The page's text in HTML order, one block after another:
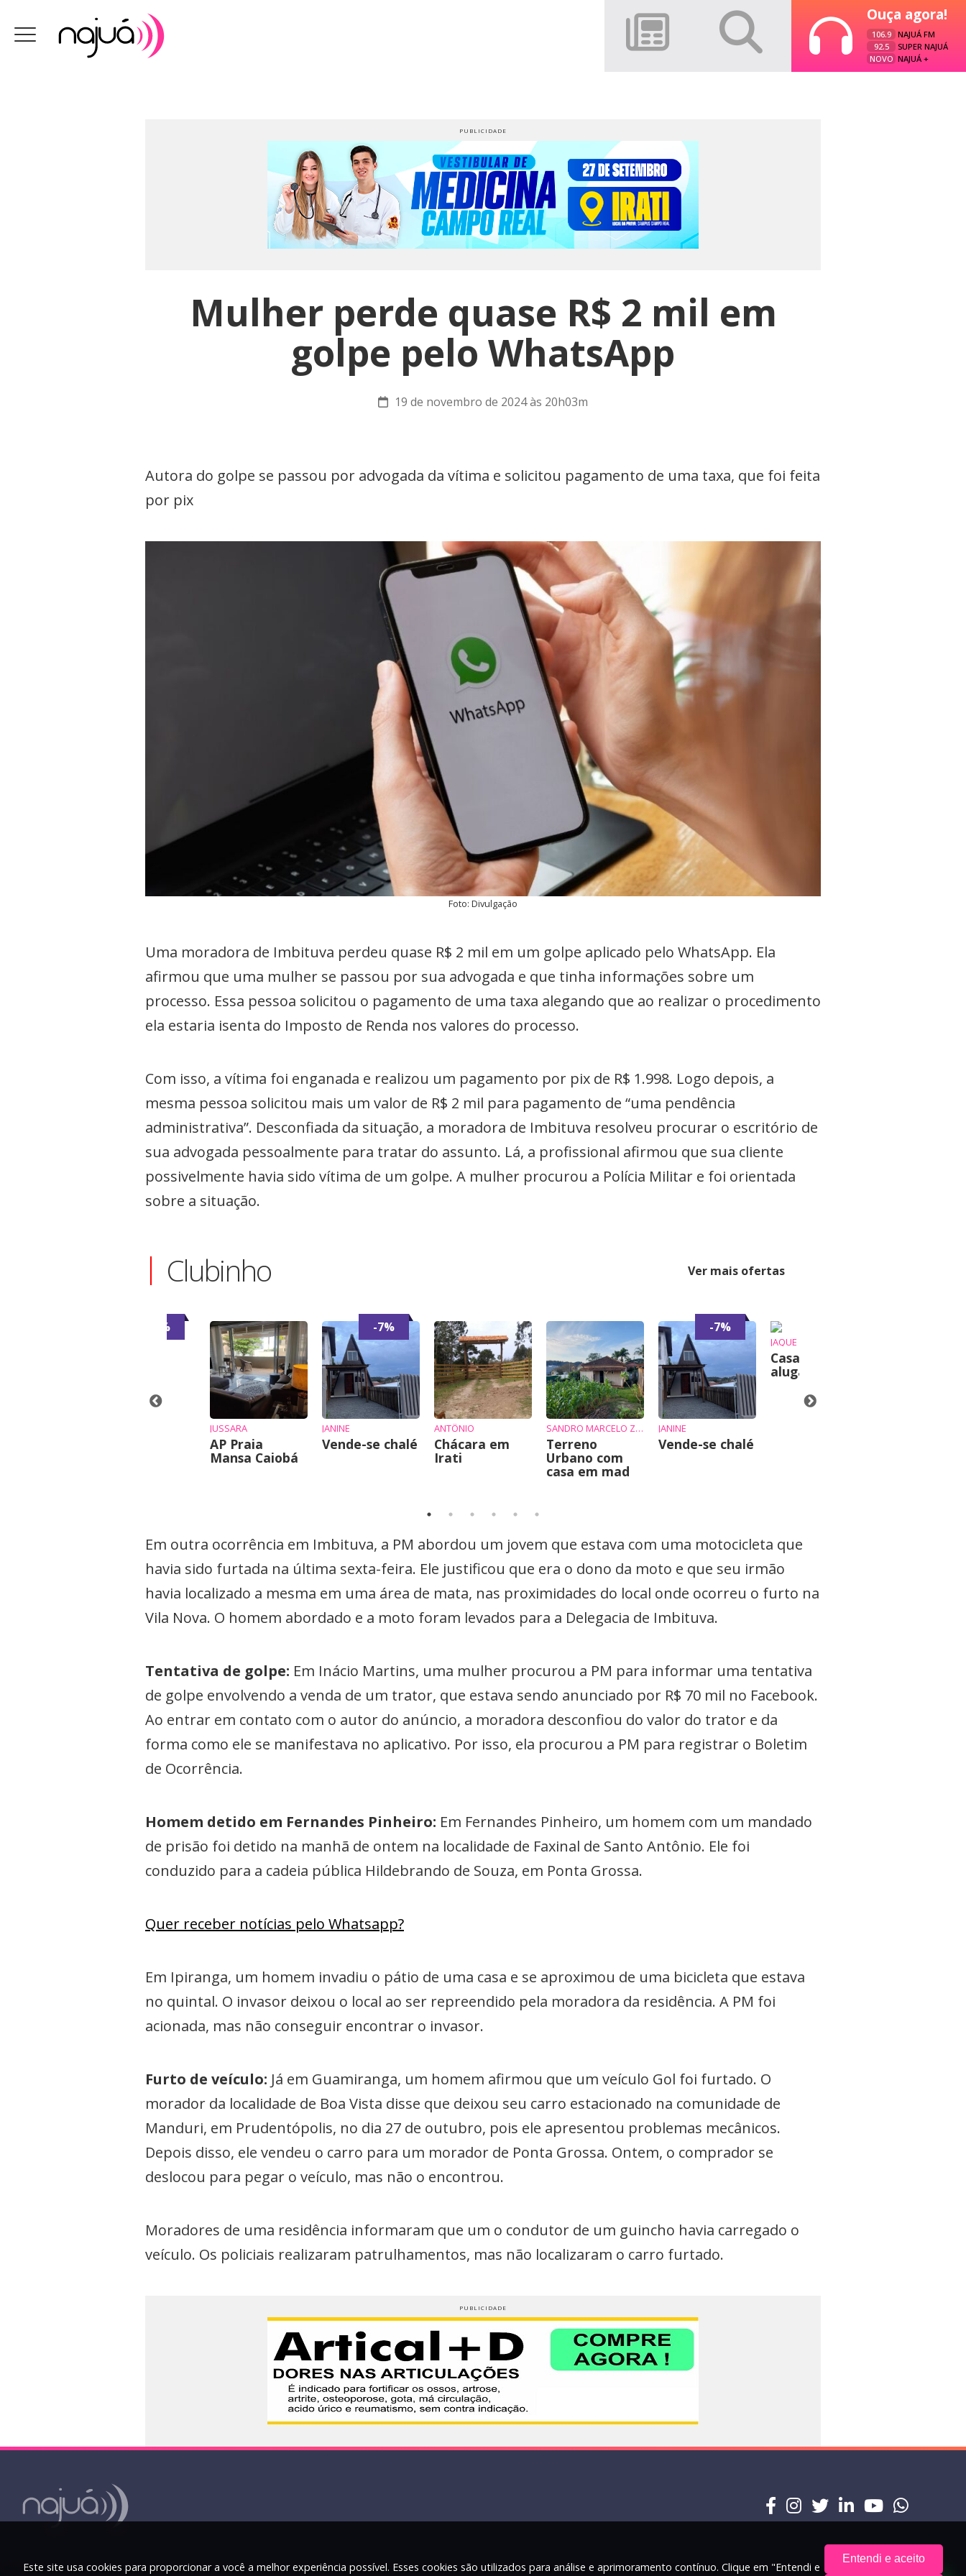
Ouça agora!
106.9
NAJUÁ FM
92.5
SUPER NAJUÁ
NOVO NAJUÁ +
Mulher perde quase R$ 2 mil em
golpe pelo WhatsApp
19 de novembro de 2024 às 20h03m
Autora do golpe se passou por advogada da vítima e solicitou pagamento de uma taxa, que foi feita
por pix
Foto: Divulgação
Uma moradora de Imbituva perdeu quase R$ 2 mil em um golpe aplicado pelo WhatsApp. Ela
afirmou que uma mulher se passou por sua advogada e que tinha informações sobre um
processo. Essa pessoa solicitou o pagamento de uma taxa alegando que ao realizar o procedimento
ela estaria isenta do Imposto de Renda nos valores do processo.
Com isso, a vítima foi enganada e realizou um pagamento por pix de R$ 1.998. Logo depois, a
mesma pessoa solicitou mais um valor de R$ 2 mil para pagamento de “uma pendência
administrativa”. Desconfiada da situação, a moradora de Imbituva resolveu procurar o escritório de
sua advogada pessoalmente para tratar do assunto. Lá, a profissional afirmou que sua cliente
possivelmente havia sido vítima de um golpe. A mulher procurou a Polícia Militar e foi orientada
sobre a situação.
Clubinho Ver mais ofertas
-6%
JUSSARA
AP Praia
Mansa Caiobá
-7%
JANINE
Vende-se chalé
ANTÔNIO
Chácara em
Irati
SANDRO MARCELO ZIEMBIKIEWICZ
Terreno
Urbano com
casa em mad
-7%
JANINE
Vende-se chalé
JAQUE
Casa para
alugar
Em outra ocorrência em Imbituva, a PM abordou um jovem que estava com uma motocicleta que
havia sido furtada na última sexta-feira. Ele justificou que era o dono da moto e que seu irmão
havia localizado a mesma em uma área de mata, nas proximidades do local onde ocorreu o furto na
Vila Nova. O homem abordado e a moto foram levados para a Delegacia de Imbituva.
Tentativa de golpe: Em Inácio Martins, uma mulher procurou a PM para informar uma tentativa
de golpe envolvendo a venda de um trator, que estava sendo anunciado por R$ 70 mil no Facebook.
Ao entrar em contato com o autor do anúncio, a moradora desconfiou do valor do trator e da
forma como ele se manifestava no aplicativo. Por isso, ela procurou a PM para registrar o Boletim
de Ocorrência.
Homem detido em Fernandes Pinheiro: Em Fernandes Pinheiro, um homem com um mandado
de prisão foi detido na manhã de ontem na localidade de Faxinal de Santo Antônio. Ele foi
conduzido para a cadeia pública Hildebrando de Souza, em Ponta Grossa.
Quer receber notícias pelo Whatsapp?
Em Ipiranga, um homem invadiu o pátio de uma casa e se aproximou de uma bicicleta que estava
no quintal. O invasor deixou o local ao ser repreendido pela moradora da residência. A PM foi
acionada, mas não conseguir encontrar o invasor.
Furto de veículo: Já em Guamiranga, um homem afirmou que um veículo Gol foi furtado. O
morador da localidade de Boa Vista disse que deixou seu carro estacionado na comunidade de
Manduri, em Prudentópolis, no dia 27 de outubro, pois ele apresentou problemas mecânicos.
Depois disso, ele vendeu o carro para um morador de Ponta Grossa. Ontem, o comprador se
deslocou para pegar o veículo, mas não o encontrou.
Moradores de uma residência informaram que um o condutor de um guincho havia carregado o
veículo. Os policiais realizaram patrulhamentos, mas não localizaram o carro furtado.
Este site usa cookies para proporcionar a você a melhor experiência possível. Esses cookies são utilizados para análise e aprimoramento contínuo. Clique em "Entendi e
Entendi e aceito